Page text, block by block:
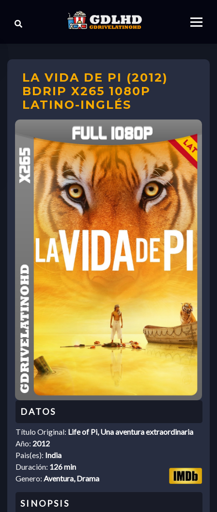
LA VIDA DE PI (2012)
BDRIP X265 1080P
LATINO-INGLÉS
Título Original: Life of Pi, Una aventura extraordinaria
Año: 2012
Pais(es): India
Duración: 126 min
Genero: Aventura, Drama